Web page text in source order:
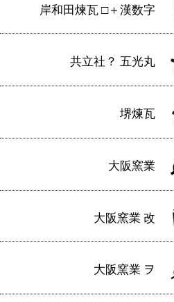
岸和田煉瓦 □＋漢数字
共立社？ 五光丸
堺煉瓦
大阪窯業
大阪窯業 改
大阪窯業 ヲ